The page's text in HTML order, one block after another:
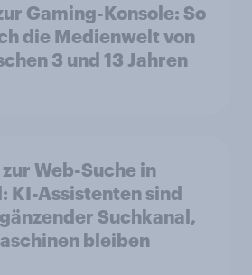
Gaming-Konsole: So
die Medienwelt von
3 und 13 Jahren
Web-Suche in
KI-Assistenten sind
Suchkanal,
bleiben